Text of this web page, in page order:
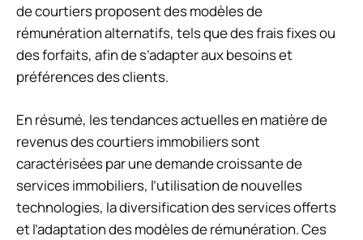
de courtiers proposent des modèles de
rémunération alternatifs, tels que des frais fixes ou
des forfaits, afin de s’adapter aux besoins et
préférences des clients.
En résumé, les tendances actuelles en matière de
revenus des courtiers immobiliers sont
caractérisées par une demande croissante de
services immobiliers, l’utilisation de nouvelles
technologies, la diversification des services offerts
et l’adaptation des modèles de rémunération. Ces